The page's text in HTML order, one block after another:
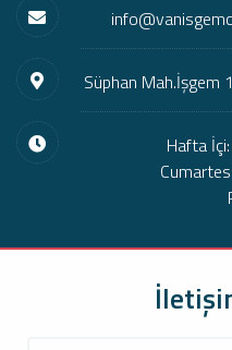
Süphan Mah.İşgem
Hafta